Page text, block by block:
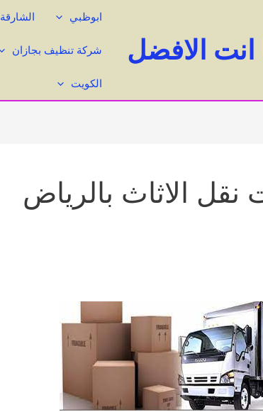
انت الافضل
ابوظبي الشارقة
شركة تنظيف بجازان
الكويت
نقل الاثاث بالرياض